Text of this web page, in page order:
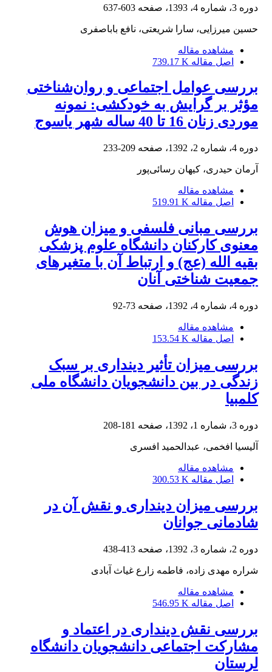
دوره 3، شماره 4، 1393، صفحه 603-637
حسین میرزایی، سارا شریعتی، نافع باباصفری
مشاهده مقاله
اصل مقاله 739.17 K
بررسی عوامل اجتماعی و روان‌شناختی
مؤثر بر گرایش به خودکشی: نمونه
موردی زنان 16 تا 40 ساله شهر یاسوج
دوره 4، شماره 2، 1392، صفحه 209-233
آرمان حیدری، کیهان رسائی‌پور
مشاهده مقاله
اصل مقاله 519.91 K
بررسی مبانی فلسفی و میزان هوش
معنوی کارکنان دانشگاه علوم پزشکی
بقیه الله (عج) و ارتباط آن با متغیرهای
جمعیت شناختی آنان
دوره 4، شماره 4، 1392، صفحه 73-92
مشاهده مقاله
اصل مقاله 153.54 K
بررسی میزان تأثیر دینداری بر سبک
زندگی در بین دانشجویان دانشگاه ملی
کلمبیا
دوره 3، شماره 1، 1392، صفحه 181-208
آلیسیا افخمی، عبدالحمید افسری
مشاهده مقاله
اصل مقاله 300.53 K
بررسی میزان دینداری و نقش آن در
شادمانی جوانان
دوره 2، شماره 3، 1392، صفحه 413-438
شراره مهدی زاده، فاطمه زارع غیاث آبادی
مشاهده مقاله
اصل مقاله 546.95 K
بررسی نقش دینداری در اعتماد و
مشارکت اجتماعی دانشجویان دانشگاه
لرستان